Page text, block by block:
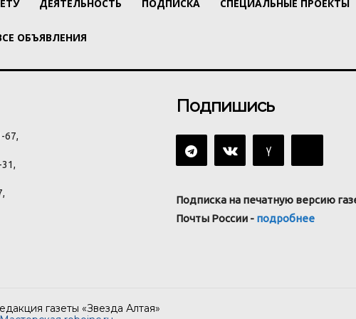
ДЕЯТЕЛЬНОСТЬ ПОДПИСКА СПЕЦИАЛЬНЫЕ ПРОЕКТЫ
ОБЪЯВЛЕНИЯ
67,
Подпишись
Подписка на печатную версию
Почты России - подробнее
газеты «Звезда Алтая»